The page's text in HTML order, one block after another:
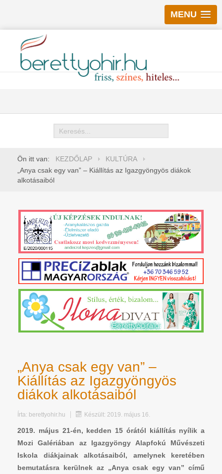
MENU
Keresés
Ön itt van: KEZDŐLAP
KULTÚRA
„Anya csak egy van” – Kiállítás az Igazgyöngyös diákok
alkotásaiból
„Anya csak egy van” –
Kiállítás az Igazgyöngyös
diákok alkotásaiból
Írta: berettyohir.hu Készült: 2019. május 16.
2019. május 21-én, kedden 15 órától kiállítás nyílik a
Mozi Galériában az Igazgyöngy Alapfokú Művészeti
Iskola diákjainak alkotásaiból, amelynek keretében
bemutatásra kerülnek az „Anya csak egy van” című